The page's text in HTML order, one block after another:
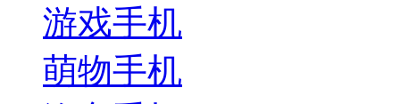
游戏手机
萌物手机